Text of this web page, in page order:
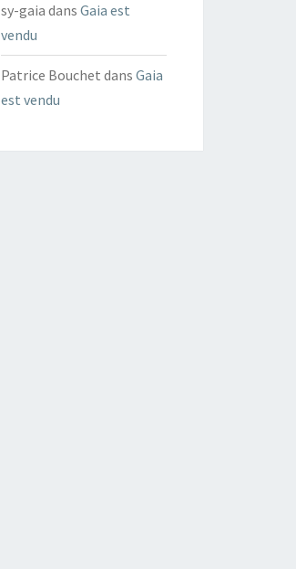
sy-gaia dans Gaia est
vendu
Patrice Bouchet dans Gaia
est vendu